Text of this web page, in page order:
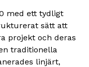
med ett tydligt
sätt att
projekt och deras
traditionella
linjärt,